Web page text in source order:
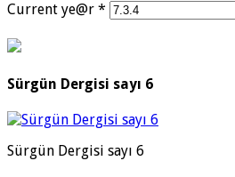
Current ye@r *
Sürgün Dergisi sayı 6
Sürgün Dergisi sayı 6